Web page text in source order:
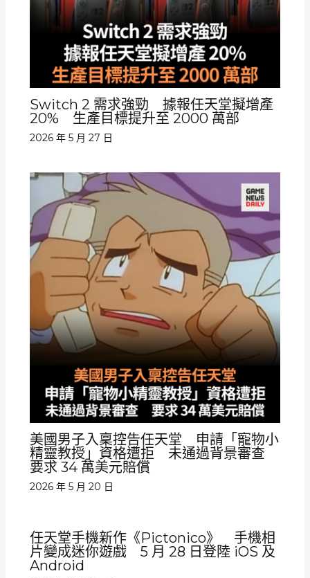
Switch 2 需求強勁 據報任天堂擬增產
20% 生產目標提升至 2000 萬部
2026 年 5 月 27 日
美國男子入稟控告任天堂 申請「寵物小
精靈教授」資格遭拒 未通過背景審查
要求 34 萬美元賠償
2026 年 5 月 20 日
任天堂手機新作《Pictonico》 手機相
片變成迷你遊戲 5 月 28 日登陸 iOS 及
Android